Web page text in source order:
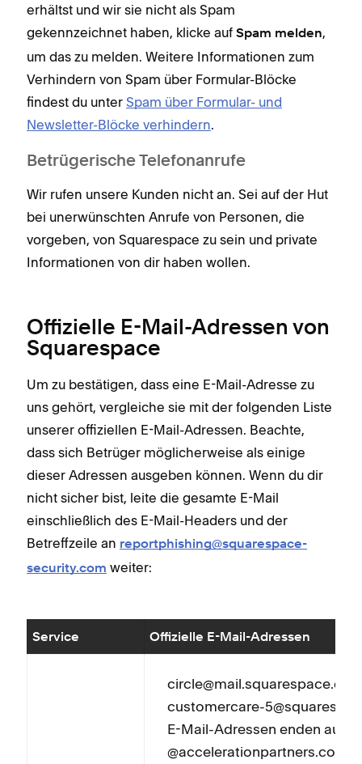
erhältst und wir sie nicht als Spam
gekennzeichnet haben, klicke auf Spam melden,
um das zu melden. Weitere Informationen zum
Verhindern von Spam über Formular-Blöcke
findest du unter Spam über Formular- und
Newsletter-Blöcke verhindern.
Betrügerische Telefonanrufe
Wir rufen unsere Kunden nicht an. Sei auf der Hut
bei unerwünschten Anrufe von Personen, die
vorgeben, von Squarespace zu sein und private
Informationen von dir haben wollen.
Offizielle E-Mail-Adressen von
Squarespace
Um zu bestätigen, dass eine E-Mail-Adresse zu
uns gehört, vergleiche sie mit der folgenden Liste
unserer offiziellen E-Mail-Adressen. Beachte,
dass sich Betrüger möglicherweise als einige
dieser Adressen ausgeben können. Wenn du dir
nicht sicher bist, leite die gesamte E-Mail
einschließlich des E-Mail-Headers und der
Betreffzeile an reportphishing@squarespace-
security.com weiter:
Service Offizielle E-Mail-Adressen
customercare-
E-Mail-Adressen enden auf
@accelerationpartners.com